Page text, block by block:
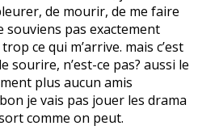
de mourir, de me faire
souviens pas exactement
ce qui m’arrive. mais c’est
sourire, n’est-ce pas? aussi le
plus aucun amis
je vais pas jouer les drama
comme on peut.